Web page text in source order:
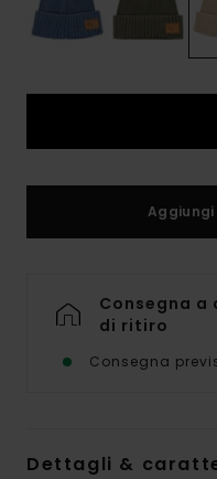
Consegna a
di ritiro
Consegna
Dettagli &